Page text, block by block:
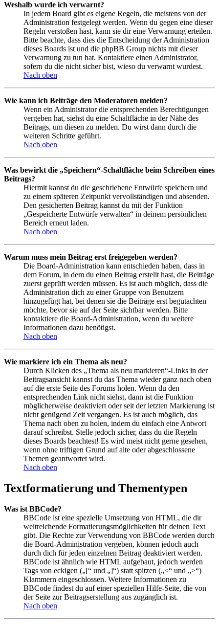
Weshalb wurde ich verwarnt?
In jedem Board gibt es eigene Regeln, die meistens von der
Administration festgelegt werden. Wenn du gegen eine dieser
Regeln verstoßen hast, kann sie dir eine Verwarnung erteilen.
Bitte beachte, dass dies die Entscheidung der Administration
dieses Boards ist und die phpBB Group nichts mit dieser
Verwarnung zu tun hat. Kontaktiere einen Administrator,
sofern du die nicht sicher bist, wieso du verwarnt wurdest.
Nach oben
Wie kann ich Beiträge den Moderatoren melden?
Wenn ein Administrator die entsprechenden Berechtigungen
vergeben hat, siehst du eine Schaltfläche in der Nähe des
Beitrags, um diesen zu melden. Du wirst dann durch die
weiteren Schritte geführt.
Nach oben
Was bewirkt die „Speichern“-Schaltfläche beim Schreiben eines
Beitrags?
Hiermit kannst du die geschriebene Entwürfe speichern und
zu einem späteren Zeitpunkt vervollständigen und absenden.
Den gesicherten Beitrag kannst du mit der Funktion
„Gespeicherte Entwürfe verwalten“ in deinem persönlichen
Bereich erneut laden.
Nach oben
Warum muss mein Beitrag erst freigegeben werden?
Die Board-Administration kann entschieden haben, dass in
dem Forum, in dem du einen Beitrag erstellt hast, die Beiträge
zuerst geprüft werden müssen. Es ist auch möglich, dass die
Administration dich zu einer Gruppe von Benutzern
hinzugefügt hat, bei denen sie die Beiträge erst begutachten
möchte, bevor sie auf der Seite sichtbar werden. Bitte
kontaktiere die Board-Administration, wenn du weitere
Informationen dazu benötigst.
Nach oben
Wie markiere ich ein Thema als neu?
Durch Klicken des „Thema als neu markieren“-Links in der
Beitragsansicht kannst du das Thema wieder ganz nach oben
auf die erste Seite des Forums holen. Wenn du den
entsprechenden Link nicht siehst, dann ist die Funktion
möglicherweise deaktiviert oder seit der letzten Markierung ist
nicht genügend Zeit vergangen. Es ist auch möglich, das
Thema nach oben zu holen, indem du einfach eine Antwort
darauf schreibst. Stelle jedoch sicher, dass du die Regeln
dieses Boards beachtest! Es wird meist nicht gerne gesehen,
wenn ohne triftigen Grund auf alte oder abgeschlossene
Themen geantwortet wird.
Nach oben
Textformatierung und Thementypen
Was ist BBCode?
BBCode ist eine spezielle Umsetzung von HTML, die dir
weitreichende Formatierungsmöglichkeiten für deinen Text
gibt. Die Rechte zur Verwendung von BBCode werden durch
die Board-Administration vergeben, können jedoch auch
durch dich für jeden einzelnen Beitrag deaktiviert werden.
BBCode ist ähnlich wie HTML aufgebaut, jedoch werden
Tags von eckigen („[“ und „]“) statt spitzen („<“ und „>“)
Klammern eingeschlossen. Weitere Informationen zu
BBCode findest du auf einer speziellen Hilfe-Seite, die von
der Seite zur Beitragserstellung aus zugänglich ist.
Nach oben